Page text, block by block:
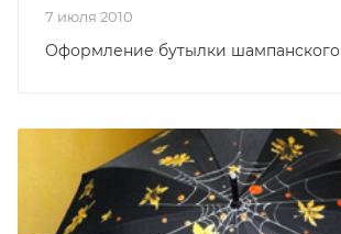
7 июля 2010
Оформление бутылки шампанского